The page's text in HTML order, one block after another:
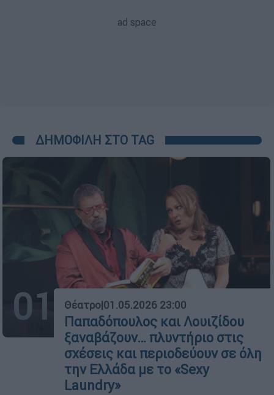
ΔΗΜΟΦΙΛΗ ΣΤΟ TAG
01 Θέατρο|01.05.2026 23:00
Παπαδόπουλος και Λουιζίδου
ξαναβάζουν… πλυντήριο στις
σχέσεις και περιοδεύουν σε όλη
την Ελλάδα με το «Sexy
Laundry»